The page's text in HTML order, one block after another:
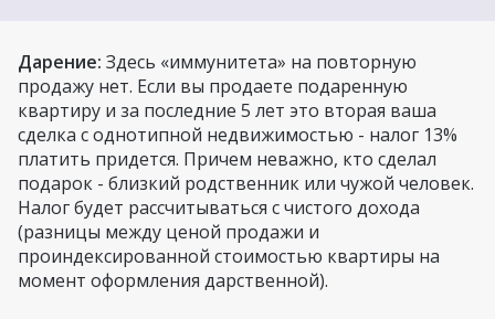
Дарение: Здесь «иммунитета» на повторную
продажу нет. Если вы продаете подаренную
квартиру и за последние 5 лет это вторая ваша
сделка с однотипной недвижимостью - налог 13%
платить придется. Причем неважно, кто сделал
подарок - близкий родственник или чужой человек.
Налог будет рассчитываться с чистого дохода
(разницы между ценой продажи и
проиндексированной стоимостью квартиры на
момент оформления дарственной).